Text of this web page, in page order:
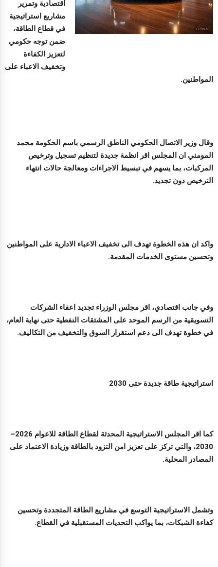
اقتصادية وتمرير
مشاريع استراتيجية
في قطاع الطاقة،
ضمن توجه حكومي
لتعزيز الكفاءة
وتخفيف الاعباء على
المواطنين.
وقال وزير الاتصال الحكومي الناطق الرسمي باسم الحكومة محمد
المومني ان المجلس اقر انظمة جديدة لتنظيم تسجيل وترخيص
المركبات، بما يسهم في تبسيط الاجراءات ومعالجة حالات انتهاء
الترخيص دون تجديد.
واكد ان هذه الخطوة تهدف الى تخفيف الاعباء الادارية على المواطنين
وتحسين مستوى الخدمات المقدمة.
وفي جانب اقتصادي، اقر مجلس الوزراء تجديد اعفاء الشركات
التسويقية من الرسم الموحد على المشتقات النفطية حتى نهاية العام،
في خطوة تهدف الى دعم استقرار السوق والتخفيف من التكاليف.
استراتيجية طاقة جديدة حتى 2030
كما اقر المجلس الاستراتيجية المحدثة لقطاع الطاقة للاعوام 2026–
2030، والتي تركز على تعزيز امن التزود بالطاقة وزيادة الاعتماد على
المصادر المحلية.
وتشمل الاستراتيجية التوسع في مشاريع الطاقة المتجددة وتحسين
كفاءة الشبكات، بما يواكب التحديات المستقبلية في القطاع.